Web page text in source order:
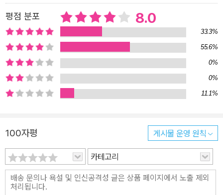
의 서울수복이라는 일기 속 한반도에 대한 저자의 섬세하면서도 ‘진
실한’ 묘사는 정부측 공식문서와 학계의 역사논문으로 밝히기 어려운
내밀한 진실을 담고 있다. 특히 북한점령기 식량부족 문제와 광범한
의용군 강제모집, 화급히 시행된 토지개혁의 문제점, 규율이 잘 갖춰
진 인민군에 대한 인상, 짜인 각본대로 연출된 거수투표식 인민위원
회선거, 6월 30일 발생한 서울대병원 국군 학살사건 등을 통찰력있
대는 일제하 경성제국대학으로 출발해 20여년 동안 불과 300여명의
한국인 졸업생을 배출했으며 해방 후 경성대학·서울대학으로 바뀌면
서 좌우·남북의 갈등 속에서 표류했다. 김성칠 일기에는 북한점령 후
와 남한정부의 수복 후의 상황이 자세히 적혀 있다. 북한에 점령됐을
때는 좌익교수와 학생들이 이력서와 자서전 작성·심사 같은 검열과
평점 분포 8.0
33.3%
55.6%
0%
0%
11.1%
100자평 게시물 운영 원칙
카테고리